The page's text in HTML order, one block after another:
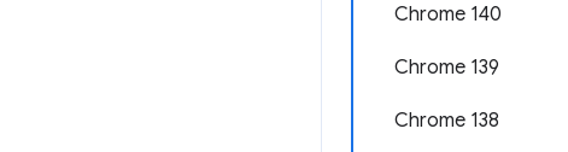
Chrome 140
Chrome 139
Chrome 138